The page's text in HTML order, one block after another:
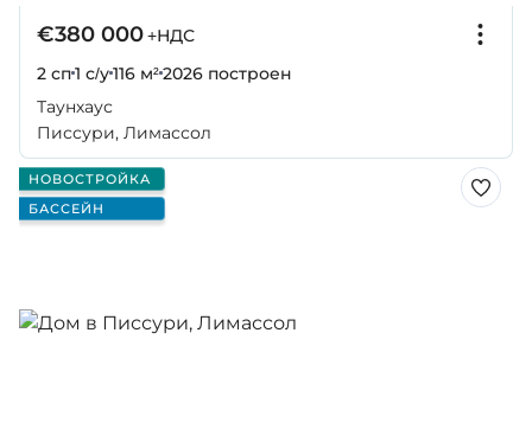
€380 000+НДС
2 сп1 с/у116 м²2026 построен
Таунхаус
Писсури, Лимассол
НОВОСТРОЙКА
БАССЕЙН